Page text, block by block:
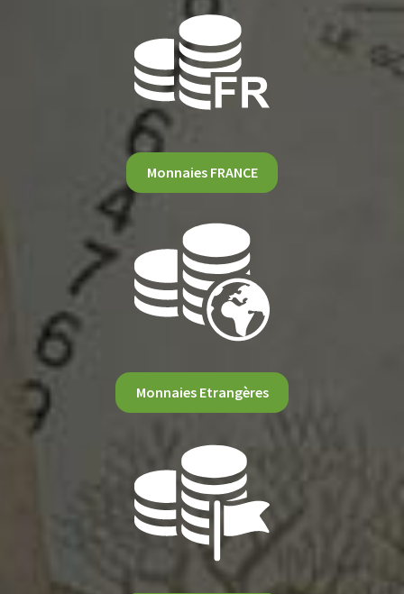
Monnaies FRANCE
Monnaies Etrangères